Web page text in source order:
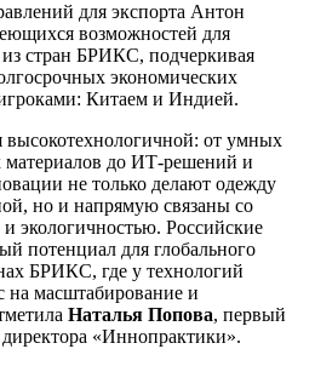
для экспорта Антон
возможностей для
стран БРИКС, подчеркивая
экономических
Китаем и Индией.
высокотехнологичной: от умных
материалов до ИТ-решений и
не только делают одежду
но и напрямую связаны со
экологичностью. Российские
потенциал для глобального
БРИКС, где у технологий
на масштабирование и
Наталья Попова, первый
директора «Иннопрактики».